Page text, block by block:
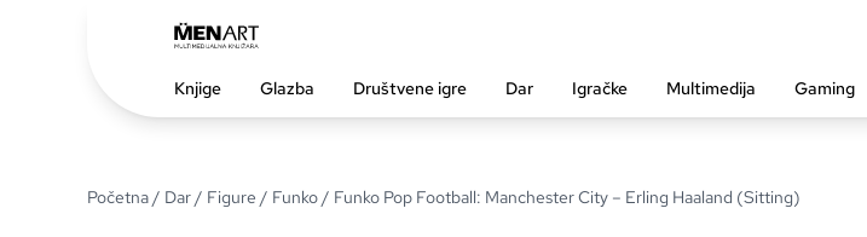
Knjige Glazba Društvene igre Dar Igračke Multimedija Gaming
Početna/ Dar/ Figure / Funko/ Funko Pop Football: Manchester City – Erling Haaland (Sitting)